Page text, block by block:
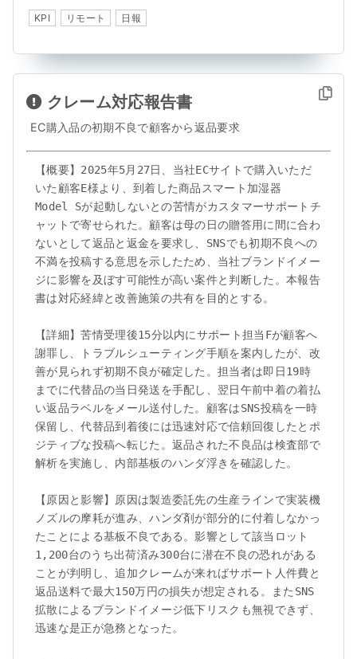
KPI リモート 日報
クレーム対応報告書
EC購入品の初期不良で顧客から返品要求
【概要】2025年5月27日、当社ECサイトで購入いただ
いた顧客E様より、到着した商品スマート加湿器
Model Sが起動しないとの苦情がカスタマーサポートチ
ャットで寄せられた。顧客は母の日の贈答用に間に合わ
ないとして返品と返金を要求し、SNSでも初期不良への
不満を投稿する意思を示したため、当社ブランドイメー
ジに影響を及ぼす可能性が高い案件と判断した。本報告
書は対応経緯と改善施策の共有を目的とする。
【詳細】苦情受理後15分以内にサポート担当Fが顧客へ
謝罪し、トラブルシューティング手順を案内したが、改
善が見られず初期不良が確定した。担当者は即日19時
までに代替品の当日発送を手配し、翌日午前中着の着払
い返品ラベルをメール送付した。顧客はSNS投稿を一時
保留し、代替品到着後には迅速対応で信頼回復したとポ
ジティブな投稿へ転じた。返品された不良品は検査部で
解析を実施し、内部基板のハンダ浮きを確認した。
【原因と影響】原因は製造委託先の生産ラインで実装機
ノズルの摩耗が進み、ハンダ剤が部分的に付着しなかっ
たことによる基板不良である。影響として該当ロット
1,200台のうち出荷済み300台に潜在不良の恐れがある
ことが判明し、追加クレームが来ればサポート人件費と
返品送料で最大150万円の損失が想定される。またSNS
拡散によるブランドイメージ低下リスクも無視できず、
迅速な是正が急務となった。